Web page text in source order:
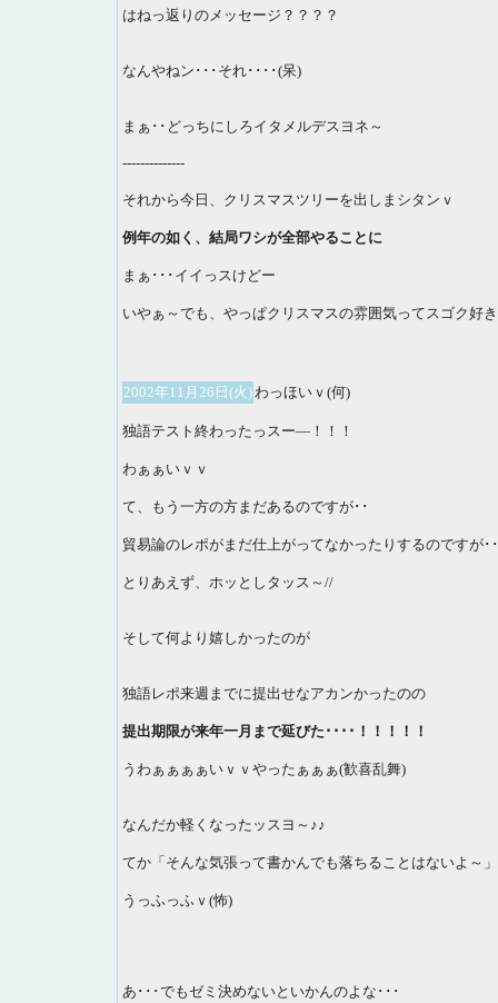
はねっ返りのメッセージ？？？？
なんやねン･･･それ････(呆)
まぁ･･どっちにしろイタメルデスヨネ～
--------------
それから今日、クリスマスツリーを出しまシタンｖ
例年の如く、結局ワシが全部やることに
まぁ･･･イイっスけどー
いやぁ～でも、やっぱクリスマスの雰囲気ってスゴク好
2002年11月26日(火)わっほいｖ(何)
独語テスト終わったっスー―！！！
わぁぁいｖｖ
て、もう一方の方まだあるのですが･･
貿易論のレポがまだ仕上がってなかったりするのですが･
とりあえず、ホッとしタッス～//
そして何より嬉しかったのが
独語レポ来週までに提出せなアカンかったのの
提出期限が来年一月まで延びた････！！！！！
うわぁぁぁぁいｖｖやったぁぁぁ(歓喜乱舞)
なんだか軽くなったッスヨ～♪♪
てか「そんな気張って書かんでも落ちることはないよ～
うっふっふｖ(怖)
あ･･･でもゼミ決めないといかんのよな･･･